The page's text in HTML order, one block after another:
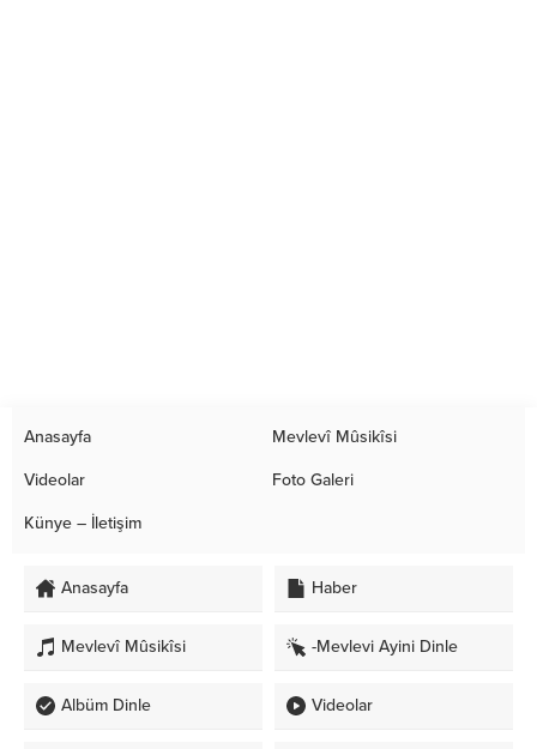
Anasayfa Mevlevî Mûsikîsi
Videolar Foto Galeri
Künye – İletişim
Anasayfa Haber
Mevlevî Mûsikîsi -Mevlevi Ayini Dinle
Albüm Dinle Videolar